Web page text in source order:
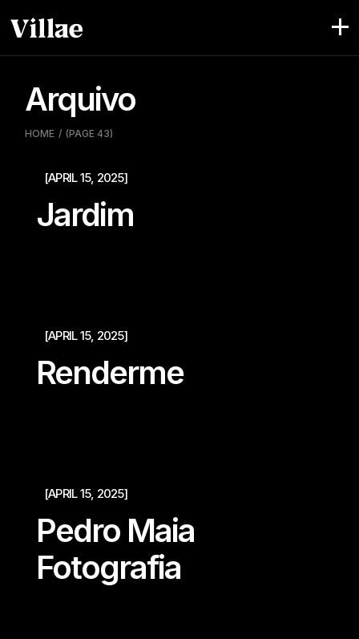
para
Arquivo
HOME (PAGE 43)
[APRIL 15, 2025]
Jardim
[APRIL 15, 2025]
Renderme
[APRIL 15, 2025]
Pedro Maia
Fotografia